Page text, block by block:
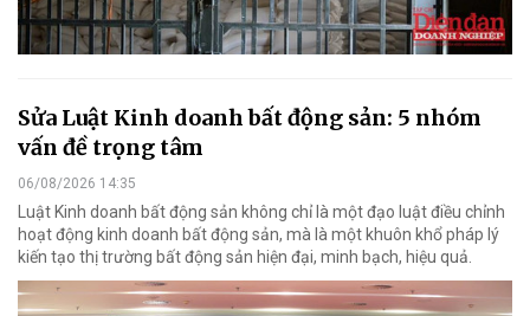
Sửa Luật Kinh doanh bất động sản: 5 nhóm
vấn đề trọng tâm
06/08/2026 14:35
Luật Kinh doanh bất động sản không chỉ là một đạo luật điều chỉnh
hoạt động kinh doanh bất động sản, mà là một khuôn khổ pháp lý
kiến tạo thị trường bất động sản hiện đại, minh bạch, hiệu quả.